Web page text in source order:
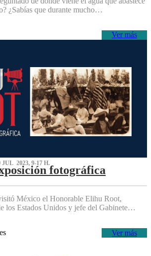
¿Sabías que durante mucho…
Ver más
2023, 9-17 H.
fotográfica
México el Honorable Elihu Root,
los Estados Unidos y jefe del Gabinete…
Ver más